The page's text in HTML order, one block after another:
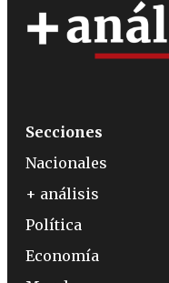
Secciones
Nacionales
+ análisis
Política
Economía